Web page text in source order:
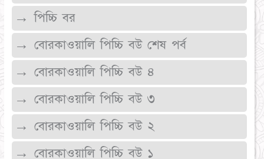
→ পিচ্চি বর
→ বোরকাওয়ালি পিচ্চি বউ শেষ পর্ব
→ বোরকাওয়ালি পিচ্চি বউ ৪
→ বোরকাওয়ালি পিচ্চি বউ ৩
→ বোরকাওয়ালি পিচ্চি বউ ২
→ বোরকাওয়ালি পিচ্চি বউ ১